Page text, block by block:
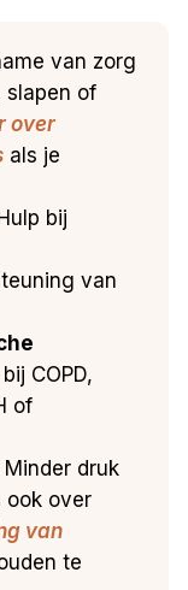
van zorg
slapen of
over
als je
bij
van
COPD,
of
Minder druk
ook over
van
te